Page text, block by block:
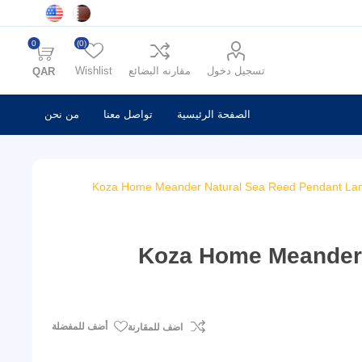
تسجيل دخول مقارنه البضائع Wishlist
(0)
0
QAR
الصفحة الرئيسية تواصل معنا من نحن
Koza Home Meander Natural Sea Reed Pendant
Koza Home
اضف للمقارنة أضف للمفضلة